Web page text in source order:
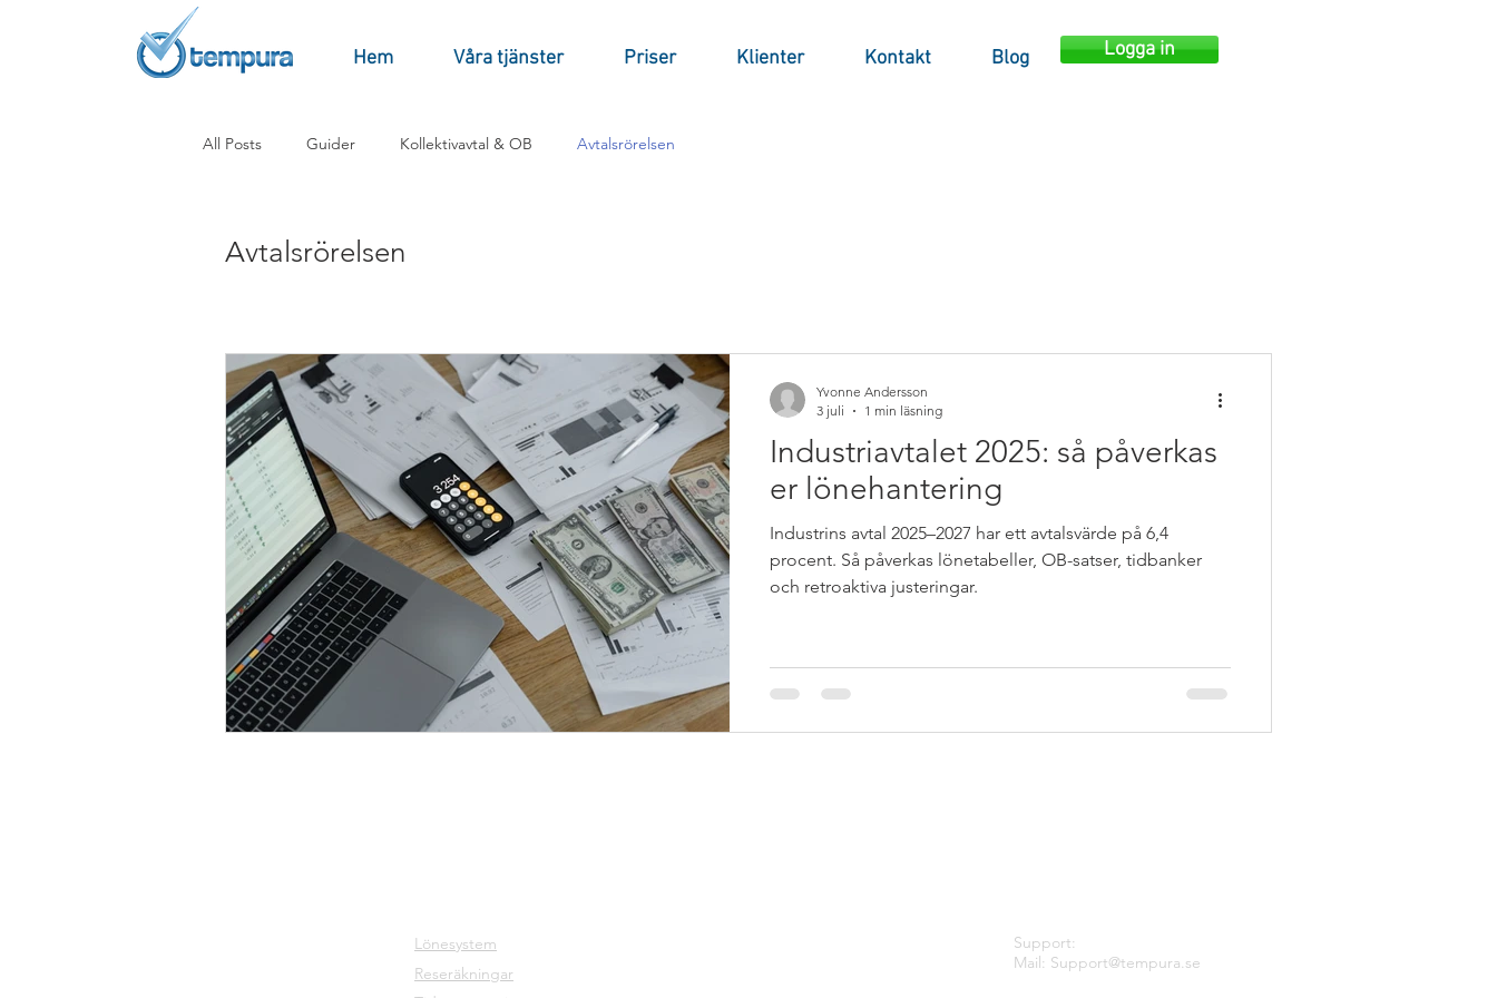
Hem Våra tjänster Priser Klienter Kontakt Blog Logga in
All Posts Guider Kollektivavtal & OB Avtalsrörelsen
Avtalsrörelsen
Industriavtalet 2025: så påverkas
er lönehantering
Industrins avtal 2025–2027 har ett avtalsvärde på 6,4
procent. Så påverkas lönetabeller, OB-satser, tidbanker
och retroaktiva justeringar.
Yvonne Andersson
3 juli
1 min läsning
Lönesystem
Reseräkningar
Support:
Mail: Support@tempura.se